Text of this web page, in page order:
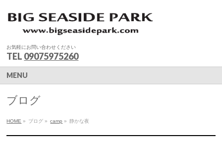
お気軽にお問い合わせください
TEL 09075975260
MENU
ブログ
HOME » ブログ » camp » 静かな夜